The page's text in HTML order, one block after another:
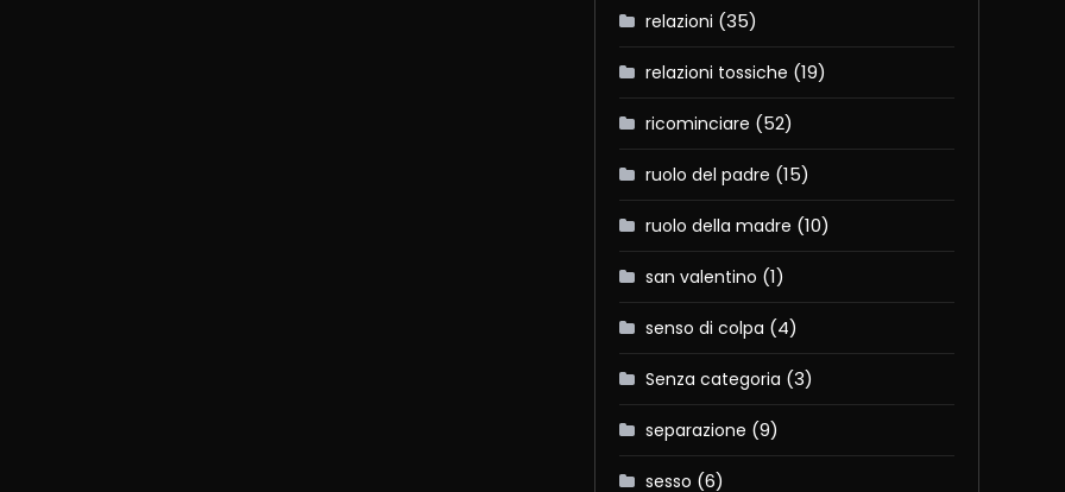
relazioni (35)
relazioni tossiche (19)
ricominciare (52)
ruolo del padre (15)
ruolo della madre (10)
san valentino (1)
senso di colpa (4)
Senza categoria (3)
separazione (9)
sesso (6)